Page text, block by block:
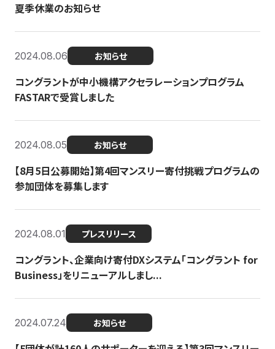
夏季休業のお知らせ
2024.08.06 お知らせ
コングラントが中小機構アクセラレーションプログラム
FASTARで受賞しました
2024.08.05 お知らせ
【8月5日公募開始】第4回マンスリー寄付挑戦プログラムの
参加団体を募集します
2024.08.01 プレスリリース
コングラント、企業向け寄付DXシステム「コングラント for
Business」をリニューアルしまし...
2024.07.24 お知らせ